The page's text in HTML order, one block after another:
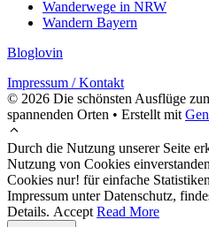
Wanderwege in NRW
Wandern Bayern
Bloglovin
Impressum / Kontakt
© 2026 Die schönsten Ausflüge
spannenden Orten • Erstellt mit
Durch die Nutzung unserer Seite
Nutzung von Cookies
Cookies nur! für einfache
Impressum unter Datenschutz,
Details. Accept Read More